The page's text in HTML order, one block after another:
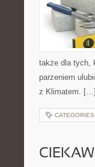
także dla tych,
parzeniem
z Klimatem. […]
CATEGORIES: